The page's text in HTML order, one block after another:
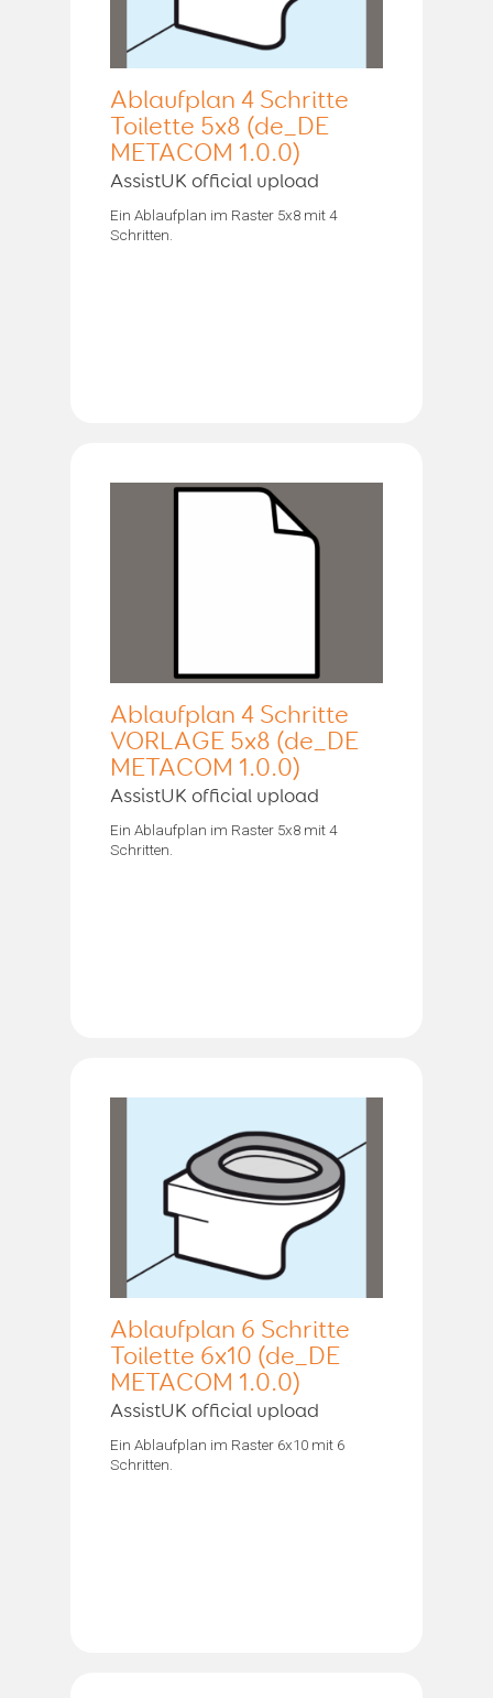
Ablaufplan 4 Schritte
Toilette 5x8 (de_DE
METACOM 1.0.0)
AssistUK official upload
Ein Ablaufplan im Raster 5x8 mit 4
Schritten.
Ablaufplan 4 Schritte
VORLAGE 5x8 (de_DE
METACOM 1.0.0)
AssistUK official upload
Ein Ablaufplan im Raster 5x8 mit 4
Schritten.
Ablaufplan 6 Schritte
Toilette 6x10 (de_DE
METACOM 1.0.0)
AssistUK official upload
Ein Ablaufplan im Raster 6x10 mit 6
Schritten.